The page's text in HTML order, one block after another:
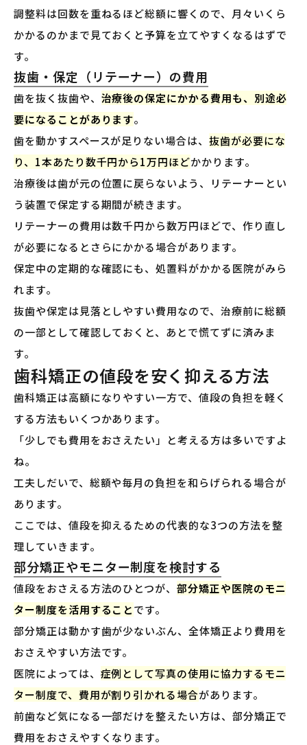
調整料は回数を重ねるほど総額に響くので、月々いくら
かかるのかまで見ておくと予算を立てやすくなるはずで
す。
抜歯・保定（リテーナー）の費用
歯を抜く抜歯や、 治療後の保定にかかる費用も、別途必
要になることがあります。
歯を動かすスペースが足りない場合は、 抜歯が必要にな
り、1本あたり数千円から1万円ほどかかります。
治療後は歯が元の位置に戻らないよう、リテーナーとい
う装置で保定する期間が続きます。
リテーナーの費用は数千円から数万円ほどで、作り直し
が必要になるとさらにかかる場合があります。
保定中の定期的な確認にも、処置料がかかる医院がみら
れます。
抜歯や保定は見落としやすい費用なので、治療前に総額
の一部として確認しておくと、あとで慌てずに済みま
す。
歯科矯正の値段を安く抑える方法
歯科矯正は高額になりやすい一方で、値段の負担を軽く
する方法もいくつかあります。
「少しでも費用をおさえたい」と考える方は多いですよ
ね。
工夫しだいで、総額や毎月の負担を和らげられる場合が
あります。
ここでは、値段を抑えるための代表的な3つの方法を整
理していきます。
部分矯正やモニター制度を検討する
値段をおさえる方法のひとつが、部分矯正や医院のモニ
ター制度を活用することです。
部分矯正は動かす歯が少ないぶん、全体矯正より費用を
おさえやすい方法です。
医院によっては、 症例として写真の使用に協力するモニ
ター制度で、費用が割り引かれる場合があります。
前歯など気になる一部だけを整えたい方は、部分矯正で
費用をおさえやすくなります。